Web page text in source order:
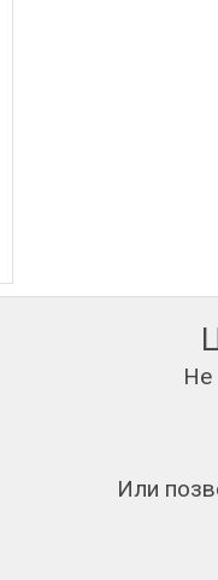
Не
Или